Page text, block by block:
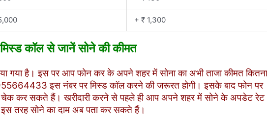
+ ₹ 1,300
मिस्ड कॉल से जानें सोने की कीमत
गया है। इस पर आप फोन कर के अपने शहर में सोना का अभी ताजा कीमत कितना
इस नंबर पर मिस्ड कॉल करने की जरूरत होगी। इसके बाद फोन पर
कर सकते हैं। खरीदारी करने से पहले ही आप अपने शहर में सोने के अपडेट रेट
तरह सोने का दाम अब पता कर सकते हैं।